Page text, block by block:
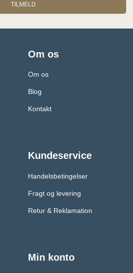
TILMELD
Om os
Om os
Blog
Kontakt
Kundeservice
Handelsbetingelser
Fragt og levering
Retur & Reklamation
Min konto